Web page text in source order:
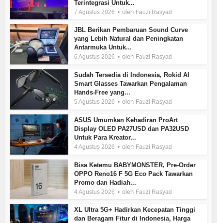
Terintegrasi Untuk...
7 Agustus 2026 oleh Fauzi Rasyad
JBL Berikan Pembaruan Sound Curve
yang Lebih Natural dan Peningkatan
Antarmuka Untuk...
6 Agustus 2026 oleh Fauzi Rasyad
Sudah Tersedia di Indonesia, Rokid AI
Smart Glasses Tawarkan Pengalaman
Hands-Free yang...
5 Agustus 2026 oleh Fauzi Rasyad
ASUS Umumkan Kehadiran ProArt
Display OLED PA27USD dan PA32USD
Untuk Para Kreator...
4 Agustus 2026 oleh Fauzi Rasyad
Bisa Ketemu BABYMONSTER, Pre-Order
OPPO Reno16 F 5G Eco Pack Tawarkan
Promo dan Hadiah...
4 Agustus 2026 oleh Fauzi Rasyad
XL Ultra 5G+ Hadirkan Kecepatan Tinggi
dan Beragam Fitur di Indonesia, Harga